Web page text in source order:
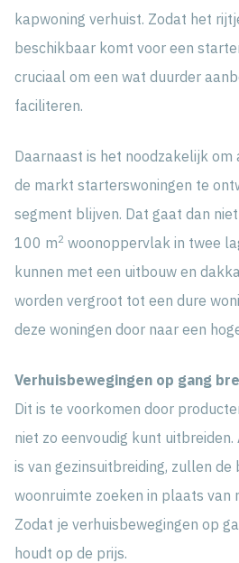
kapwoning verhuist. Zodat het
beschikbaar komt voor een
cruciaal om een wat duurder
faciliteren.
Daarnaast is het noodzakelijk om
de markt starterswoningen te
segment blijven. Dat gaat dan
100 m2 woonoppervlak in twee
kunnen met een uitbouw en
worden vergroot tot een dure
deze woningen door naar een
Verhuisbewegingen op gang
Dit is te voorkomen door
niet zo eenvoudig kunt
is van gezinsuitbreiding, zullen de
woonruimte zoeken in plaats van
Zodat je verhuisbewegingen op
houdt op de prijs.